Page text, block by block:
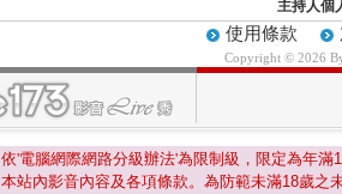
主持人個
使用條款
Copyright © 2026
依'電腦網際網路分級辦法'為限制級，限定為年滿
本站內影音內容及各項條款。為防範未滿18歲之